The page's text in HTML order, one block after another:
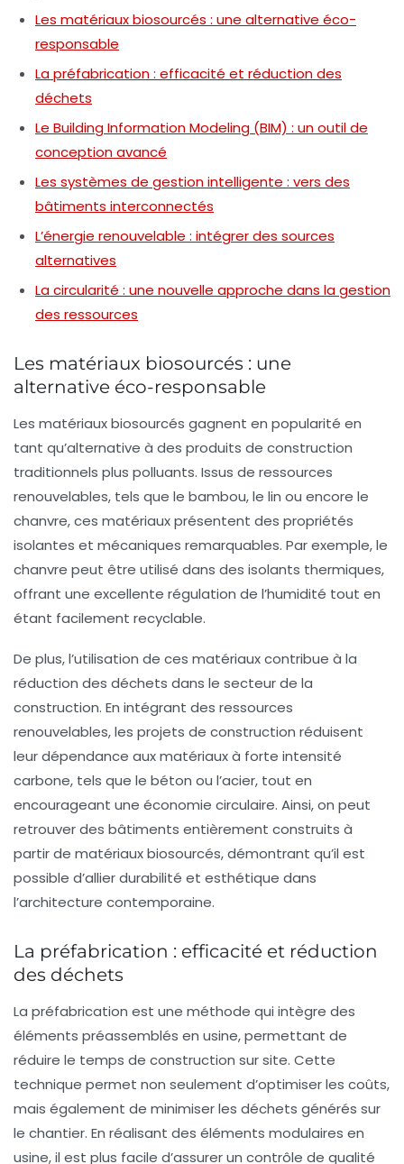
Les matériaux biosourcés : une alternative éco-
responsable
La préfabrication : efficacité et réduction des
déchets
Le Building Information Modeling (BIM) : un outil de
conception avancé
Les systèmes de gestion intelligente : vers des
bâtiments interconnectés
L’énergie renouvelable : intégrer des sources
alternatives
La circularité : une nouvelle approche dans la gestion
des ressources
Les matériaux biosourcés : une
alternative éco-responsable
Les matériaux biosourcés gagnent en popularité en
tant qu’alternative à des produits de construction
traditionnels plus polluants. Issus de ressources
renouvelables, tels que le bambou, le lin ou encore le
chanvre, ces matériaux présentent des propriétés
isolantes et mécaniques remarquables. Par exemple, le
chanvre peut être utilisé dans des isolants thermiques,
offrant une excellente régulation de l’humidité tout en
étant facilement recyclable.
De plus, l’utilisation de ces matériaux contribue à la
réduction des déchets dans le secteur de la
construction. En intégrant des ressources
renouvelables, les projets de construction réduisent
leur dépendance aux matériaux à forte intensité
carbone, tels que le béton ou l’acier, tout en
encourageant une économie circulaire. Ainsi, on peut
retrouver des bâtiments entièrement construits à
partir de matériaux biosourcés, démontrant qu’il est
possible d’allier durabilité et esthétique dans
l’architecture contemporaine.
La préfabrication : efficacité et réduction
des déchets
La préfabrication est une méthode qui intègre des
éléments préassemblés en usine, permettant de
réduire le temps de construction sur site. Cette
technique permet non seulement d’optimiser les coûts,
mais également de minimiser les déchets générés sur
le chantier. En réalisant des éléments modulaires en
usine, il est plus facile d’assurer un contrôle de qualité